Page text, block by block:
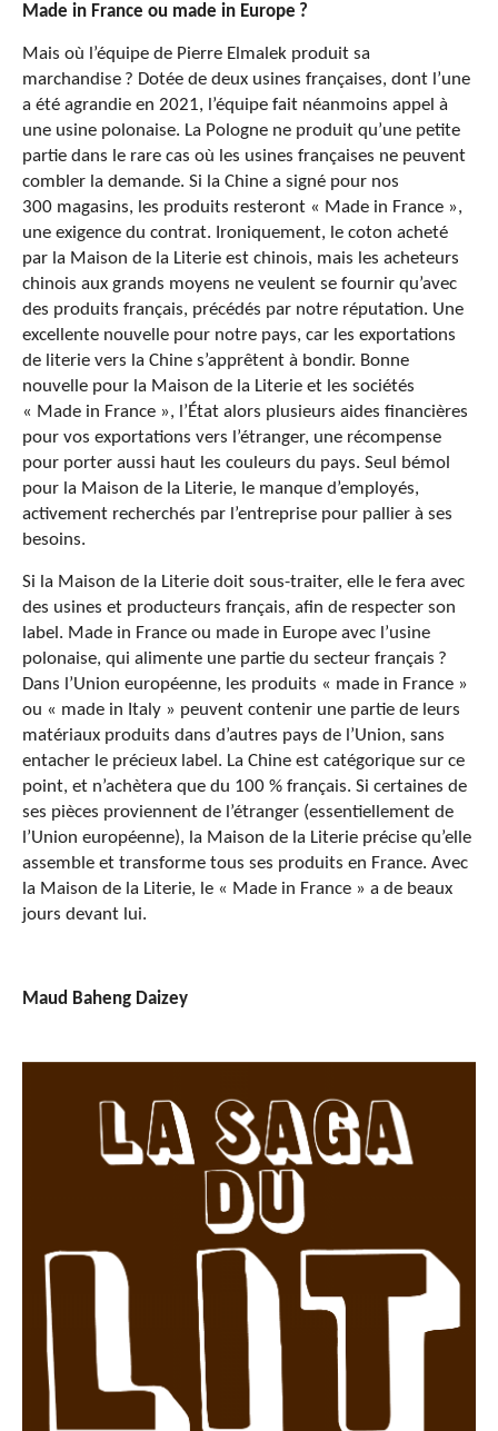
Made in France ou made in Europe ?
Mais où l’équipe de Pierre Elmalek produit sa
marchandise ? Dotée de deux usines françaises, dont l’une
a été agrandie en 2021, l’équipe fait néanmoins appel à
une usine polonaise. La Pologne ne produit qu’une petite
partie dans le rare cas où les usines françaises ne peuvent
combler la demande. Si la Chine a signé pour nos
300 magasins, les produits resteront « Made in France »,
une exigence du contrat. Ironiquement, le coton acheté
par la Maison de la Literie est chinois, mais les acheteurs
chinois aux grands moyens ne veulent se fournir qu’avec
des produits français, précédés par notre réputation. Une
excellente nouvelle pour notre pays, car les exportations
de literie vers la Chine s’apprêtent à bondir. Bonne
nouvelle pour la Maison de la Literie et les sociétés
« Made in France », l’État alors plusieurs aides financières
pour vos exportations vers l’étranger, une récompense
pour porter aussi haut les couleurs du pays. Seul bémol
pour la Maison de la Literie, le manque d’employés,
activement recherchés par l’entreprise pour pallier à ses
besoins.
Si la Maison de la Literie doit sous-traiter, elle le fera avec
des usines et producteurs français, afin de respecter son
label. Made in France ou made in Europe avec l’usine
polonaise, qui alimente une partie du secteur français ?
Dans l’Union européenne, les produits « made in France »
ou « made in Italy » peuvent contenir une partie de leurs
matériaux produits dans d’autres pays de l’Union, sans
entacher le précieux label. La Chine est catégorique sur ce
point, et n’achètera que du 100 % français. Si certaines de
ses pièces proviennent de l’étranger (essentiellement de
l’Union européenne), la Maison de la Literie précise qu’elle
assemble et transforme tous ses produits en France. Avec
la Maison de la Literie, le « Made in France » a de beaux
jours devant lui.
Maud Baheng Daizey